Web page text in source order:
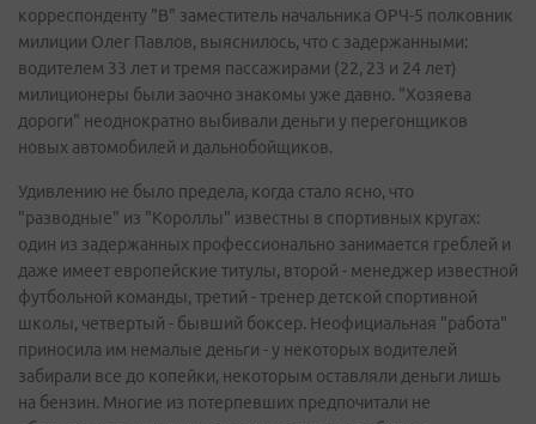
корреспонденту "В" заместитель начальника ОРЧ-5 полковник
милиции Олег Павлов, выяснилось, что с задержанными:
водителем 33 лет и тремя пассажирами (22, 23 и 24 лет)
милиционеры были заочно знакомы уже давно. "Хозяева
дороги" неоднократно выбивали деньги у перегонщиков
новых автомобилей и дальнобойщиков.
Удивлению не было предела, когда стало ясно, что
"разводные" из "Короллы" известны в спортивных кругах:
один из задержанных профессионально занимается греблей и
даже имеет европейские титулы, второй - менеджер известной
футбольной команды, третий - тренер детской спортивной
школы, четвертый - бывший боксер. Неофициальная "работа"
приносила им немалые деньги - у некоторых водителей
забирали все до копейки, некоторым оставляли деньги лишь
на бензин. Многие из потерпевших предпочитали не